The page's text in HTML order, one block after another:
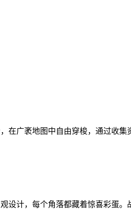
在广袤地图中自由穿梭，通过收集
设计，每个角落都藏着惊喜彩蛋。